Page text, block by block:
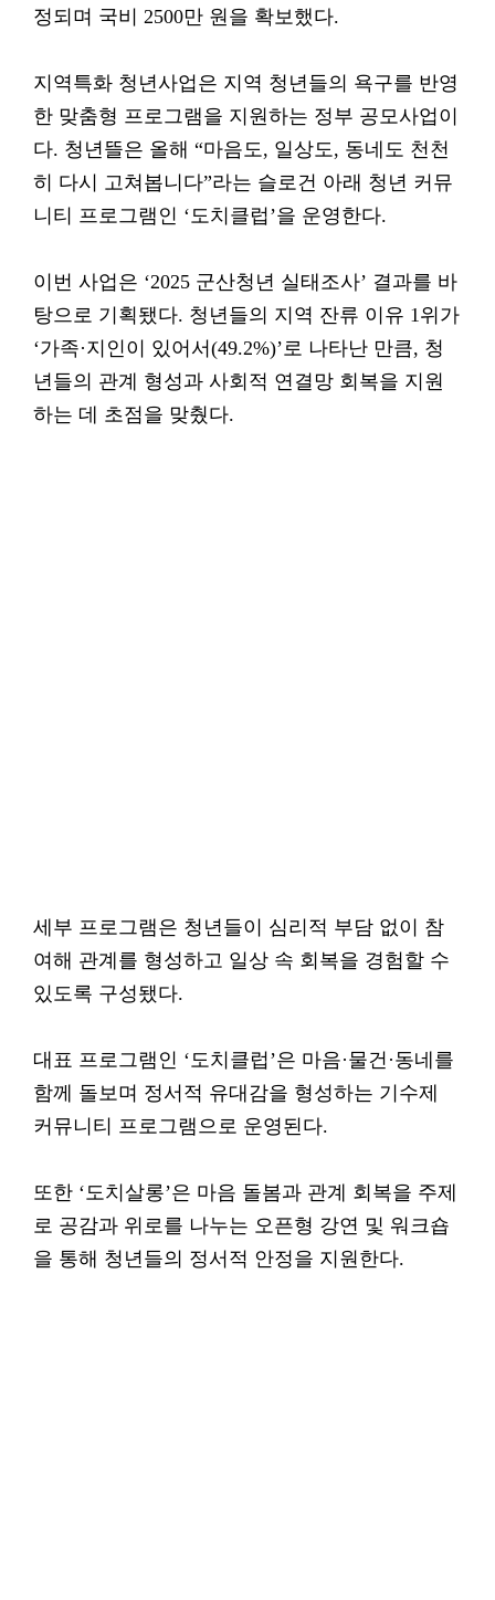
정되며 국비 2500만 원을 확보했다.
지역특화 청년사업은 지역 청년들의 욕구를 반영
한 맞춤형 프로그램을 지원하는 정부 공모사업이
다. 청년뜰은 올해 “마음도, 일상도, 동네도 천천
히 다시 고쳐봅니다”라는 슬로건 아래 청년 커뮤
니티 프로그램인 ‘도치클럽’을 운영한다.
이번 사업은 ‘2025 군산청년 실태조사’ 결과를 바
탕으로 기획됐다. 청년들의 지역 잔류 이유 1위가
‘가족·지인이 있어서(49.2%)’로 나타난 만큼, 청
년들의 관계 형성과 사회적 연결망 회복을 지원
하는 데 초점을 맞췄다.
세부 프로그램은 청년들이 심리적 부담 없이 참
여해 관계를 형성하고 일상 속 회복을 경험할 수
있도록 구성됐다.
대표 프로그램인 ‘도치클럽’은 마음·물건·동네를
함께 돌보며 정서적 유대감을 형성하는 기수제
커뮤니티 프로그램으로 운영된다.
또한 ‘도치살롱’은 마음 돌봄과 관계 회복을 주제
로 공감과 위로를 나누는 오픈형 강연 및 워크숍
을 통해 청년들의 정서적 안정을 지원한다.